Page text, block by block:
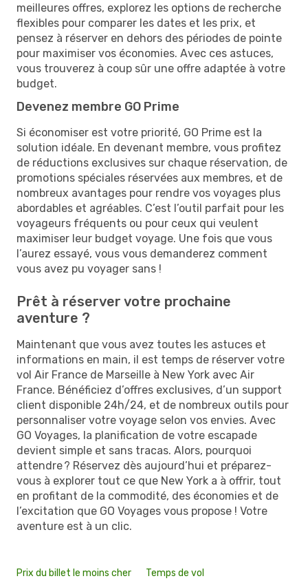
meilleures offres, explorez les options de recherche
flexibles pour comparer les dates et les prix, et
pensez à réserver en dehors des périodes de pointe
pour maximiser vos économies. Avec ces astuces,
vous trouverez à coup sûr une offre adaptée à votre
budget.
Devenez membre GO Prime
Si économiser est votre priorité, GO Prime est la
solution idéale. En devenant membre, vous profitez
de réductions exclusives sur chaque réservation, de
promotions spéciales réservées aux membres, et de
nombreux avantages pour rendre vos voyages plus
abordables et agréables. C’est l’outil parfait pour les
voyageurs fréquents ou pour ceux qui veulent
maximiser leur budget voyage. Une fois que vous
l’aurez essayé, vous vous demanderez comment
vous avez pu voyager sans !
Prêt à réserver votre prochaine
aventure ?
Maintenant que vous avez toutes les astuces et
informations en main, il est temps de réserver votre
vol Air France de Marseille à New York avec Air
France. Bénéficiez d’offres exclusives, d’un support
client disponible 24h/24, et de nombreux outils pour
personnaliser votre voyage selon vos envies. Avec
GO Voyages, la planification de votre escapade
devient simple et sans tracas. Alors, pourquoi
attendre ? Réservez dès aujourd’hui et préparez-
vous à explorer tout ce que New York a à offrir, tout
en profitant de la commodité, des économies et de
l’excitation que GO Voyages vous propose ! Votre
aventure est à un clic.
Prix du billet le moins cher Temps de vol